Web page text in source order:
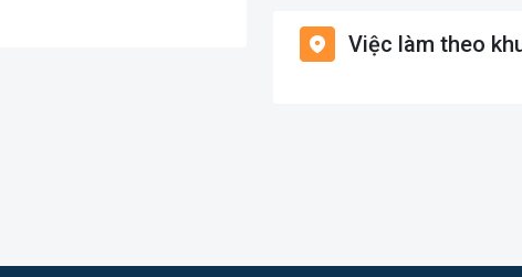
Văn Phòng
Luật
Việc làm Cát Hải
Việc làm theo